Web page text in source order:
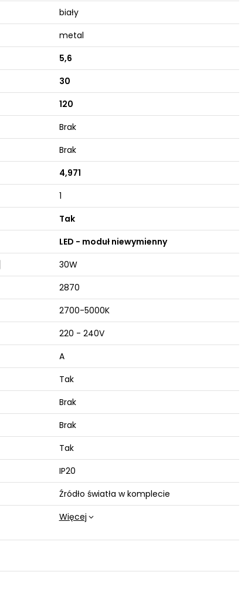
biały
metal
5,6
30
120
Brak
Brak
4,971
1
Tak
LED - moduł niewymienny
30W
2870
2700-5000K
220 - 240V
A
Tak
Brak
Brak
Tak
IP20
Źródło światła w komplecie
Więcej